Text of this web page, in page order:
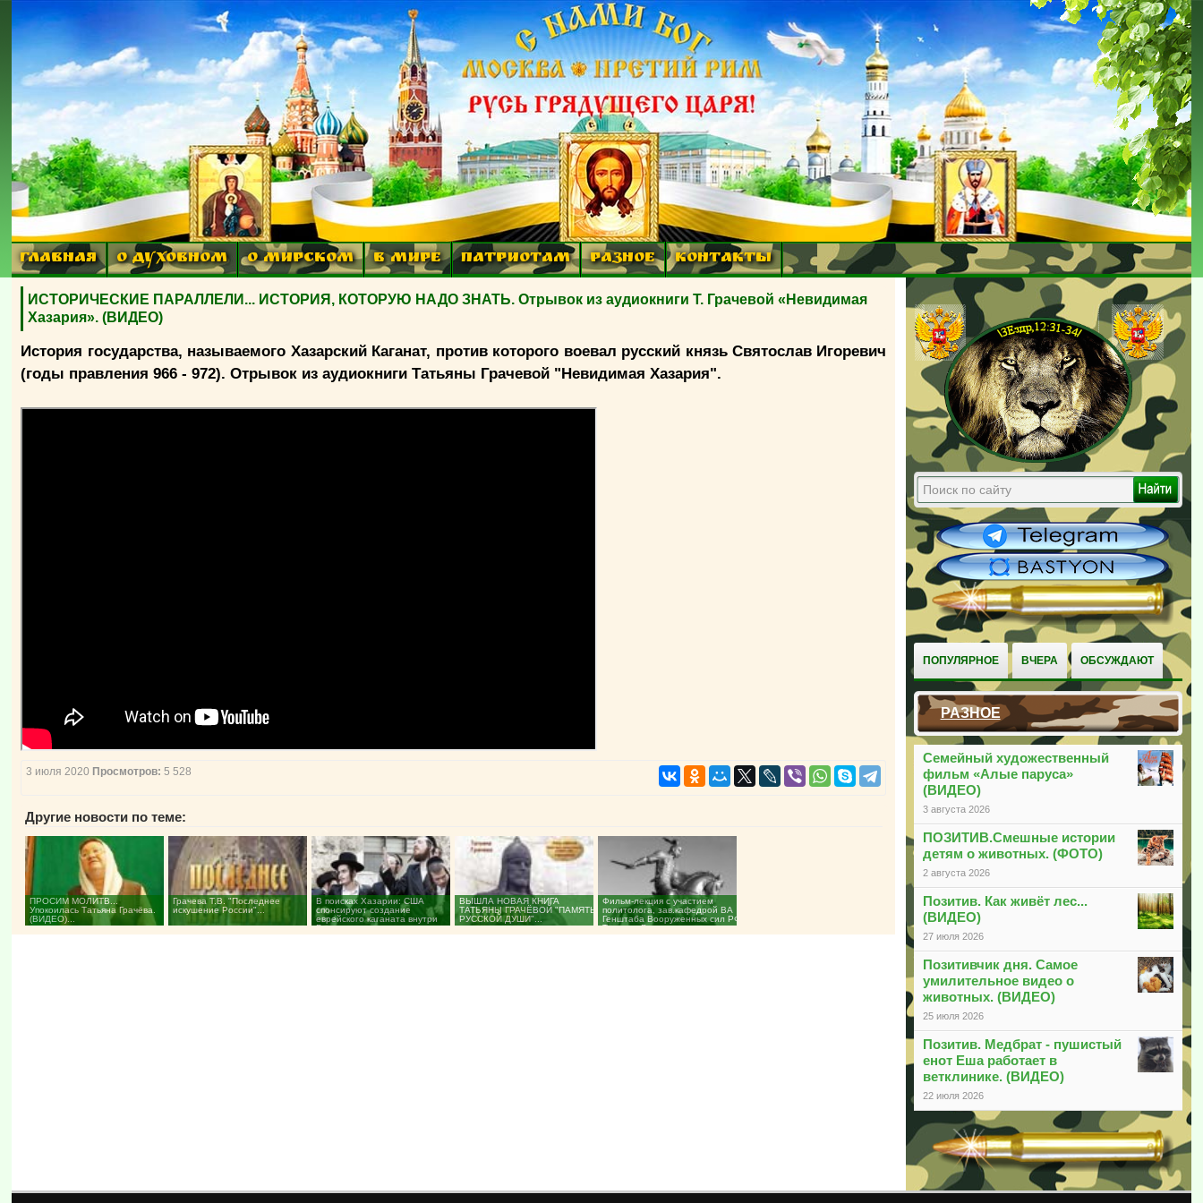
ГЛАВНАЯ О ДУХОВНОМ О МИРСКОМ В МИРЕ ПАТРИОТАМ РАЗНОЕ КОНТАКТЫ
ПОПУЛЯРНОЕ ВЧЕРА ОБСУЖДАЮТ
РАЗНОЕ
Семейный художественный
фильм «Алые паруса»
(ВИДЕО)
3 августа 2026
ПОЗИТИВ.Смешные истории
детям о животных. (ФОТО)
2 августа 2026
Позитив. Как живёт лес...
(ВИДЕО)
27 июля 2026
Позитивчик дня. Самое
умилительное видео о
животных. (ВИДЕО)
25 июля 2026
Позитив. Медбрат - пушистый
енот Еша работает в
ветклинике. (ВИДЕО)
22 июля 2026
ИСТОРИЧЕСКИЕ ПАРАЛЛЕЛИ... ИСТОРИЯ, КОТОРУЮ НАДО ЗНАТЬ. Отрывок из аудиокниги Т. Грачевой «Невидимая
Хазария». (ВИДЕО)
История государства, называемого Хазарский Каганат, против которого воевал русский князь Святослав Игоревич
(годы правления 966 - 972). Отрывок из аудиокниги Татьяны Грачевой "Невидимая Хазария".
3 июля 2020 Просмотров: 5 528
Другие новости по теме:
ПРОСИМ МОЛИТВ...
Упокоилась Татьяна Грачёва.
(ВИДЕО)...
Грачева Т.В. "Последнее
искушение России"...
В поисках Хазарии: США
спонсируют создание
еврейского каганата внутри
России...
ВЫШЛА НОВАЯ КНИГА
ТАТЬЯНЫ ГРАЧЁВОЙ "ПАМЯТЬ
РУССКОЙ ДУШИ"...
Фильм-лекция с участием
политолога, зав.кафедрой ВА
Генштаба Вооруженных сил РФ
Татьяны Васильевны...